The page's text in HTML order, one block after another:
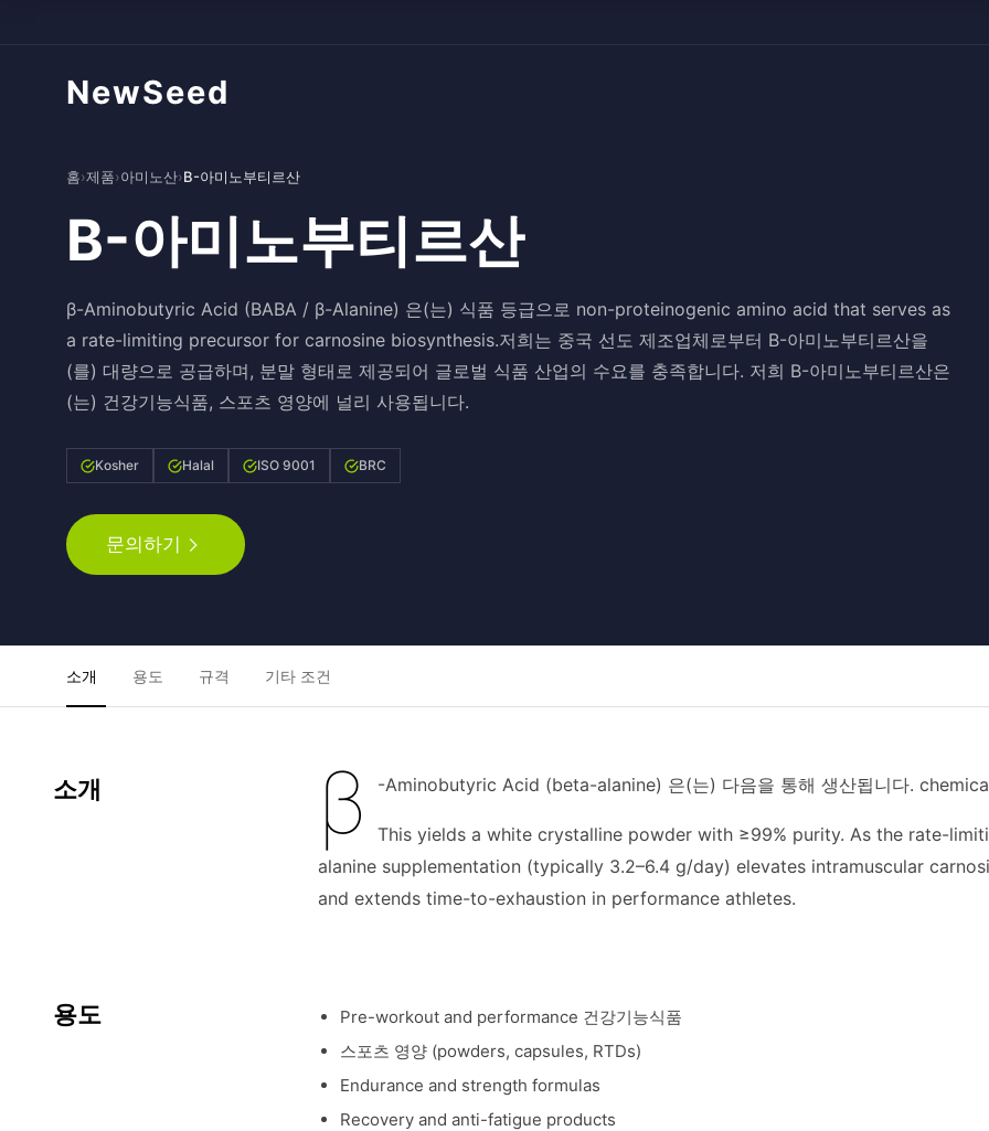
NewSeed
홈›제품›아미노산›B-아미노부티르산
B-아미노부티르산
β-Aminobutyric Acid (BABA / β-Alanine) 은(는) 식품 등급으로 non-proteinogenic amino acid that serves as
a rate-limiting precursor for carnosine biosynthesis.저희는 중국 선도 제조업체로부터 B-아미노부티르산을
(를) 대량으로 공급하며, 분말 형태로 제공되어 글로벌 식품 산업의 수요를 충족합니다. 저희 B-아미노부티르산은
(는) 건강기능식품, 스포츠 영양에 널리 사용됩니다.
Kosher Halal ISO 9001 BRC
문의하기
소개 용도 규격 기타 조건
소개 β -Aminobutyric Acid (beta-alanine) 은(는) 다음을 통해 생산됩니다.
This yields a white crystalline powder with ≥99% purity. As the rate-
alanine supplementation (typically 3.2–6.4 g/day) elevates intramuscular
and extends time-to-exhaustion in performance athletes.
용도
Pre-workout and performance 건강기능식품
스포츠 영양 (powders, capsules, RTDs)
Endurance and strength formulas
Recovery and anti-fatigue products